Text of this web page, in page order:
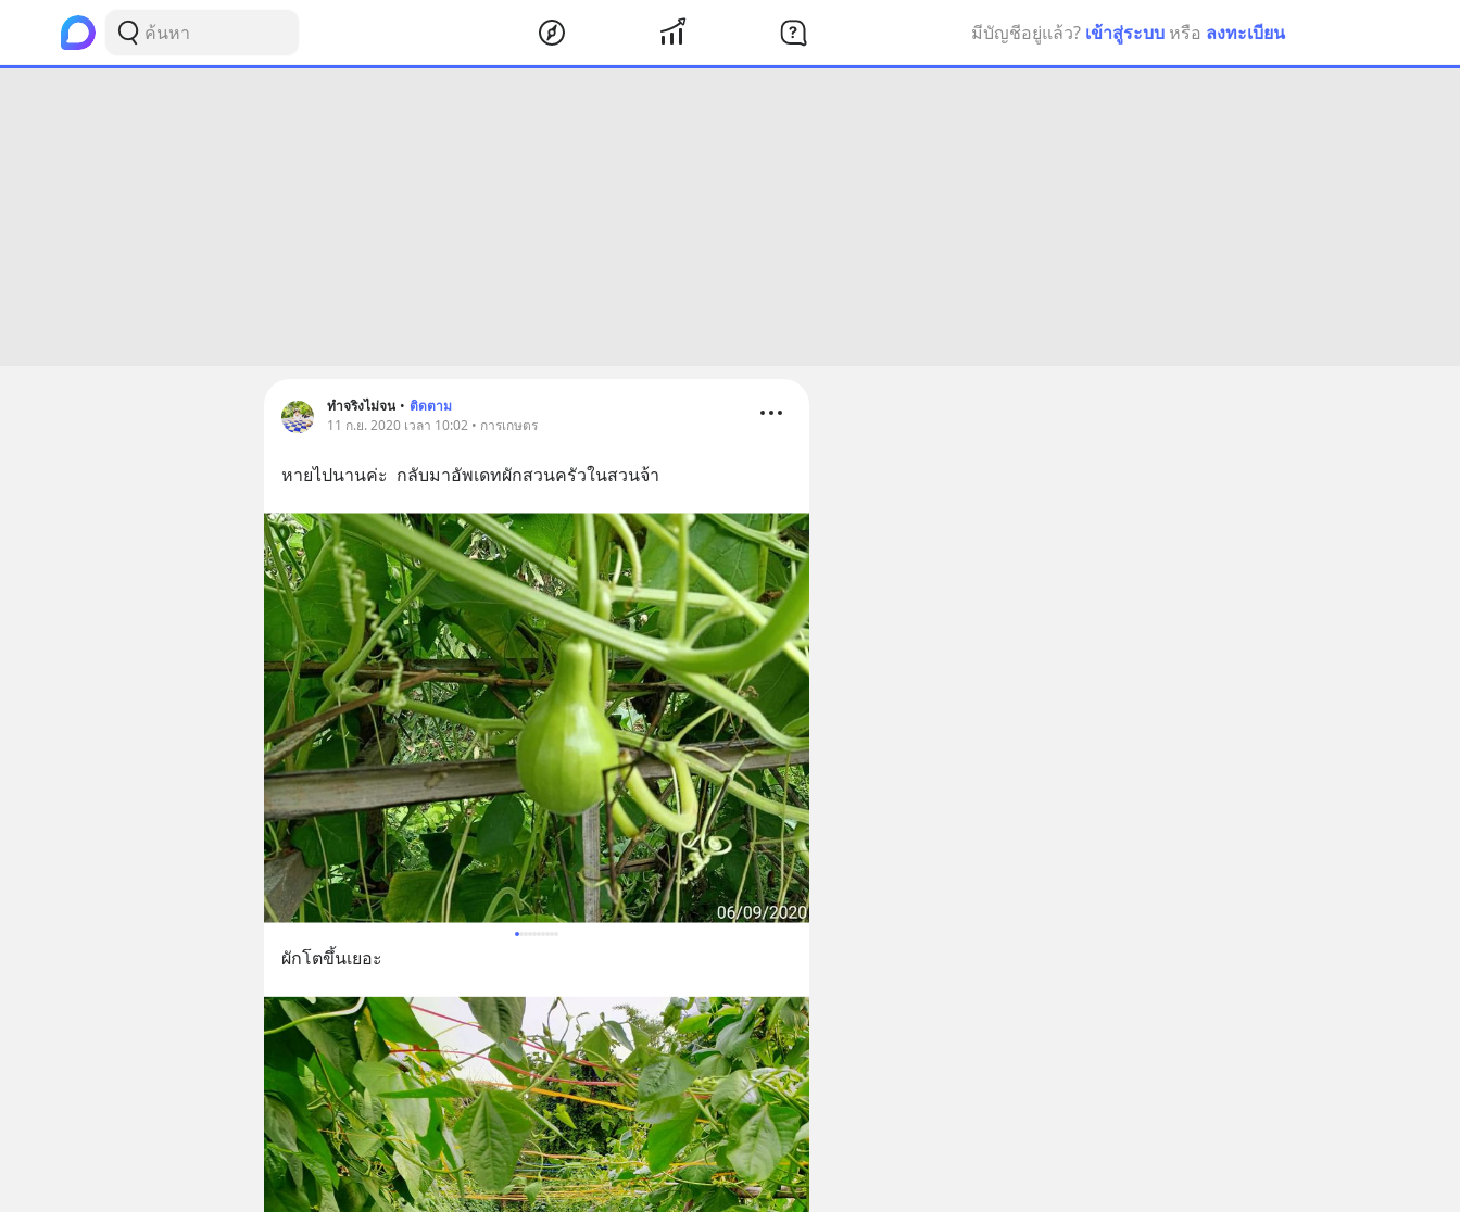
มีบัญชีอยู่แล้ว? เข้าสู่ระบบ หรือ ลงทะเบียน
ทำจริงไม่จน • ติดตาม
11 ก.ย. 2020 เวลา 10:02 • การเกษตร
หายไปนานค่ะ  กลับมาอัพเดทผักสวนครัวในสวนจ้า
ผักโตขึ้นเยอะ